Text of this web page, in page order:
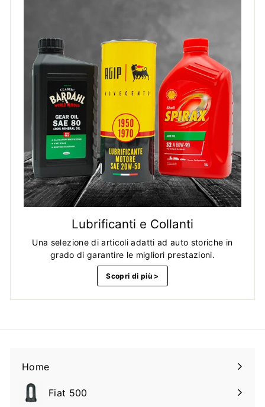
Lubrificanti e Collanti
Una selezione di articoli adatti ad auto storiche in
grado di garantire le migliori prestazioni.
Scopri di più >
Home
Fiat 500
Espandi